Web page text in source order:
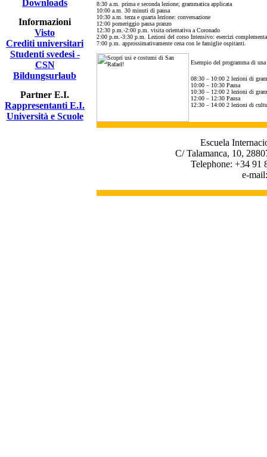
Downloads
Informazioni
Visto
Crediti universitari
Studenti svedesi -
CSN
Bildungsurlaub
Partner E.I.
Rappresentanti E.I.
Università e Scuole
8:30 a.m. prima e seconda lezione; grammatica applicata
10:00 a.m. 30 minuti di pausa
10:30 a.m. terza e quarta lezione: conversazione
12:00 pomeriggio pausa pranzo
12:30 p.m.-2:00 p.m. visita orientativa a Coronado
2:00 p.m.-3:30 p.m. Lezioni del corso Intensivo: esercizi
7:00 p.m. approssimativamente cena con le famiglie ospitanti.
Esempio del programma di
08:30 – 10:00 2 lezioni di
10:00 – 10:30 Pausa
10:30 – 12:00 2 lezioni di
12:00 – 12:30 Pausa
12:30 – 14:00 2 lezioni di
Escuela
C/ Talamanca, 10,
Telephone: +34 91
e-